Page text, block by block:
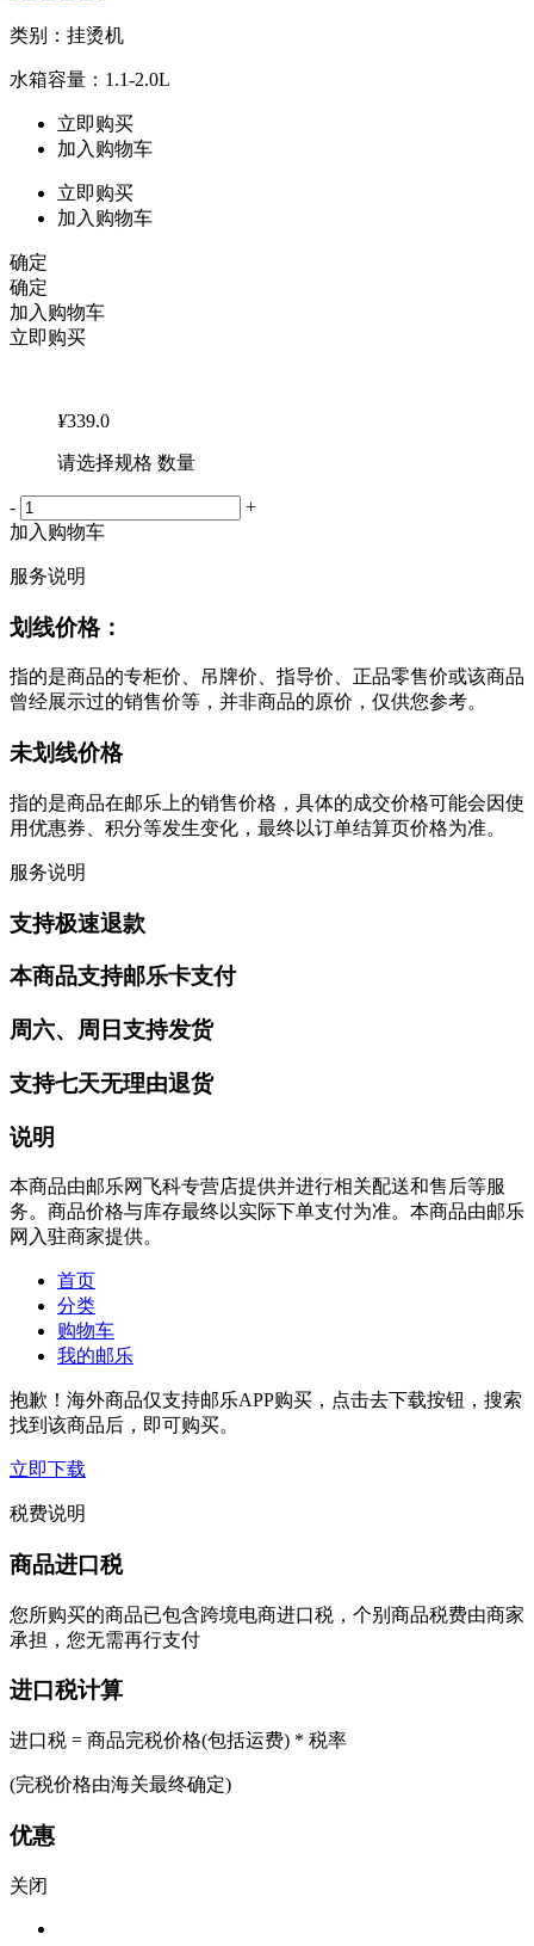
类别：挂烫机
水箱容量：1.1-2.0L
立即购买
加入购物车
立即购买
加入购物车
确定
确定
加入购物车
立即购买
¥339.0
请选择规格 数量
-
+
加入购物车
服务说明
划线价格：
指的是商品的专柜价、吊牌价、指导价、正品零售价或该商品
曾经展示过的销售价等，并非商品的原价，仅供您参考。
未划线价格
指的是商品在邮乐上的销售价格，具体的成交价格可能会因使
用优惠券、积分等发生变化，最终以订单结算页价格为准。
服务说明
支持极速退款
本商品支持邮乐卡支付
周六、周日支持发货
支持七天无理由退货
说明
本商品由邮乐网飞科专营店提供并进行相关配送和售后等服
务。商品价格与库存最终以实际下单支付为准。本商品由邮乐
网入驻商家提供。
首页
分类
购物车
我的邮乐
抱歉！海外商品仅支持邮乐APP购买，点击去下载按钮，搜索
找到该商品后，即可购买。
立即下载
税费说明
商品进口税
您所购买的商品已包含跨境电商进口税，个别商品税费由商家
承担，您无需再行支付
进口税计算
进口税 = 商品完税价格(包括运费) * 税率
(完税价格由海关最终确定)
优惠
关闭